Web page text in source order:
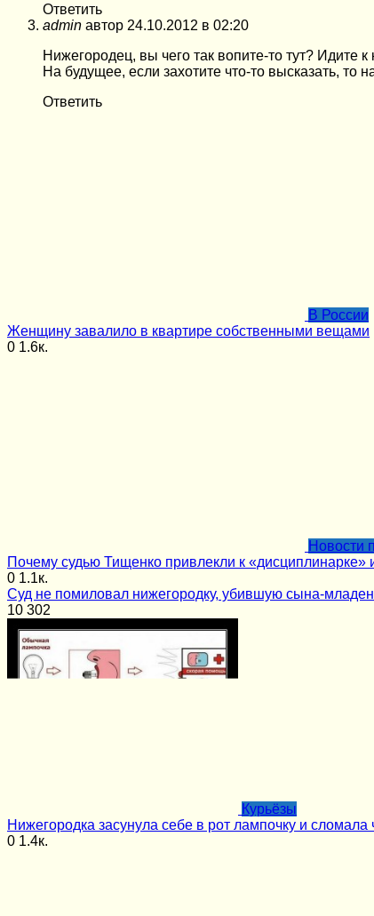
Ответить
admin автор 24.10.2012 в 02:20
Нижегородец, вы чего так вопите-то тут?
На будущее, если захотите что-то высказать,
Ответить
В России
Женщину завалило в квартире собственными вещами
0 1.6к.
Новости
Почему судью Тищенко привлекли к «дисциплинарке»
0 1.1к.
Суд не помиловал нижегородку, убившую сына-
10 302
Курьёзы
Нижегородка засунула себе в рот лампочку и сломала
0 1.4к.